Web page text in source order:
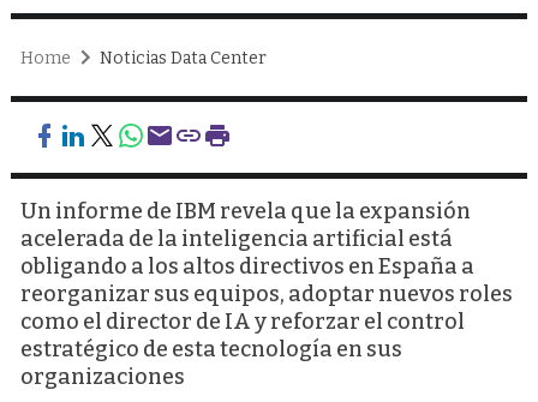
Home Noticias Data Center
Un informe de IBM revela que la expansión
acelerada de la inteligencia artificial está
obligando a los altos directivos en España a
reorganizar sus equipos, adoptar nuevos roles
como el director de IA y reforzar el control
estratégico de esta tecnología en sus
organizaciones